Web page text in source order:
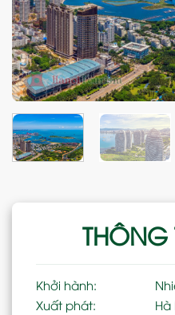
THÔNG
Khởi hành:
Xuất phát:
Hà